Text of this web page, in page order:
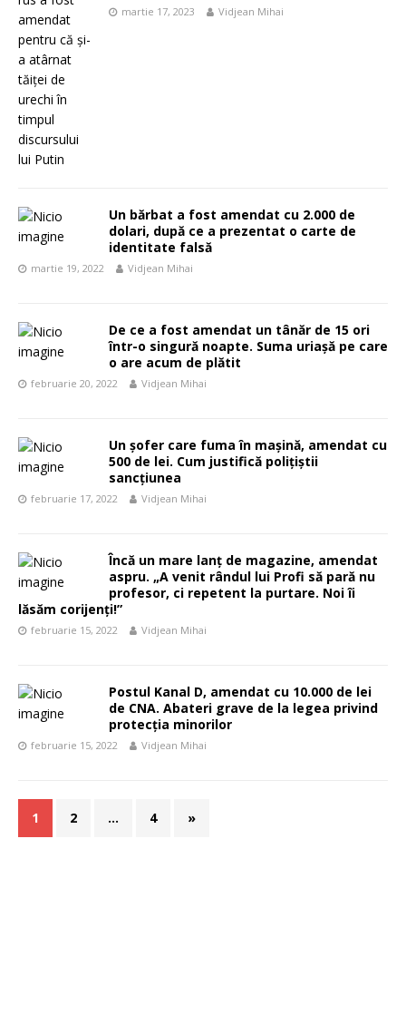
martie 17, 2023 Vidjean Mihai
Un bărbat a fost amendat cu 2.000 de
dolari, după ce a prezentat o carte de
identitate falsă
martie 19, 2022 Vidjean Mihai
De ce a fost amendat un tânăr de 15 ori
într-o singură noapte. Suma uriașă pe care
o are acum de plătit
februarie 20, 2022 Vidjean Mihai
Un șofer care fuma în mașină, amendat cu
500 de lei. Cum justifică polițiștii
sancțiunea
februarie 17, 2022 Vidjean Mihai
Încă un mare lanț de magazine, amendat
aspru. „A venit rândul lui Profi să pară nu
profesor, ci repetent la purtare. Noi îi
lăsăm corijenţi!”
februarie 15, 2022 Vidjean Mihai
Postul Kanal D, amendat cu 10.000 de lei
de CNA. Abateri grave de la legea privind
protecţia minorilor
februarie 15, 2022 Vidjean Mihai
1 2 … 4 »